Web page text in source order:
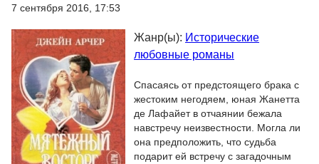
7 сентября 2016, 17:53
Жанр(ы): Исторические
любовные романы
Спасаясь от предстоящего брака с
жестоким негодяем, юная Жанетта
де Лафайет в отчаянии бежала
навстречу неизвестности. Могла ли
она предположить, что судьба
подарит ей встречу с загадочным